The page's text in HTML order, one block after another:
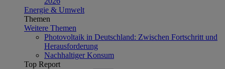
Energie & Umwelt
Themen
Weitere Themen
Photovoltaik in Deutschland: Zwischen Fortschritt und
Herausforderung
Nachhaltiger Konsum
Top Report